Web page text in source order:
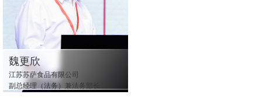
魏更欣
江苏苏萨食品有限公司
副总经理（法务）兼法务部长